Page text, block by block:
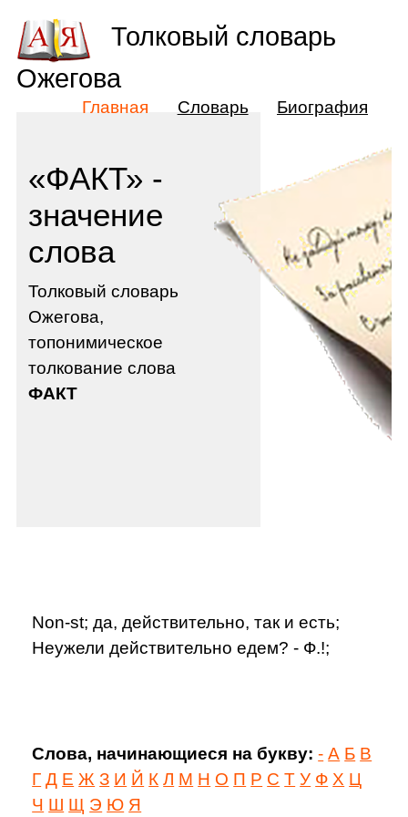
«ФАКТ» -
значение
слова
Толковый словарь
Ожегова,
топонимическое
толкование слова
ФАКТ
Non-st; да, действительно, так и есть;
Неужели действительно едем? - Ф.!;
Слова, начинающиеся на букву: - А Б В
Г Д Е Ж З И Й К Л М Н О П Р С Т У Ф Х Ц
Ч Ш Щ Э Ю Я
Толковый словарь
Ожегова
Главная Словарь Биография